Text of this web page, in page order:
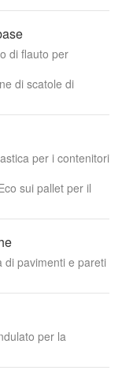
di flauto per
di scatole di
per i contenitori
sui pallet per il
di pavimenti e pareti
per la